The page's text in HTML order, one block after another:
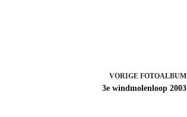
VORIGE
3e windmolenloop 2003